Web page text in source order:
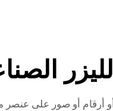
أو صور على عنصر